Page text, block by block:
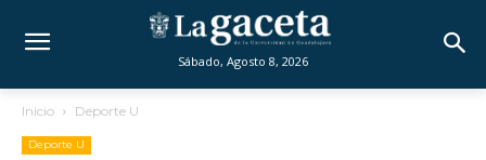
Sábado, Agosto 8, 2026
Inicio Deporte U
Deporte U